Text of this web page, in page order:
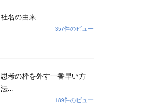
社名の由来
357件のビュー
思考の枠を外す一番早い方
法...
189件のビュー